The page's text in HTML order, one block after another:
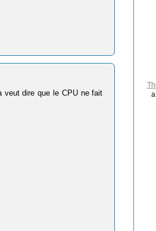
veut dire que le CPU ne fait